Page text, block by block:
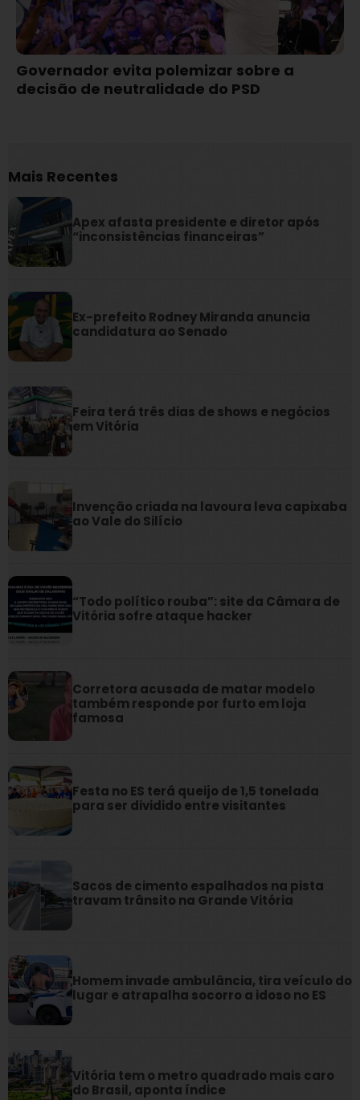
Governador evita polemizar sobre a
decisão de neutralidade do PSD
Mais Recentes
Apex afasta presidente e diretor após
“inconsistências financeiras”
Ex-prefeito Rodney Miranda anuncia
candidatura ao Senado
Feira terá três dias de shows e negócios
em Vitória
Invenção criada na lavoura leva capixaba
ao Vale do Silício
“Todo político rouba”: site da Câmara de
Vitória sofre ataque hacker
Corretora acusada de matar modelo
também responde por furto em loja
famosa
Festa no ES terá queijo de 1,5 tonelada
para ser dividido entre visitantes
Sacos de cimento espalhados na pista
travam trânsito na Grande Vitória
Homem invade ambulância, tira veículo do
lugar e atrapalha socorro a idoso no ES
Vitória tem o metro quadrado mais caro
do Brasil, aponta índice